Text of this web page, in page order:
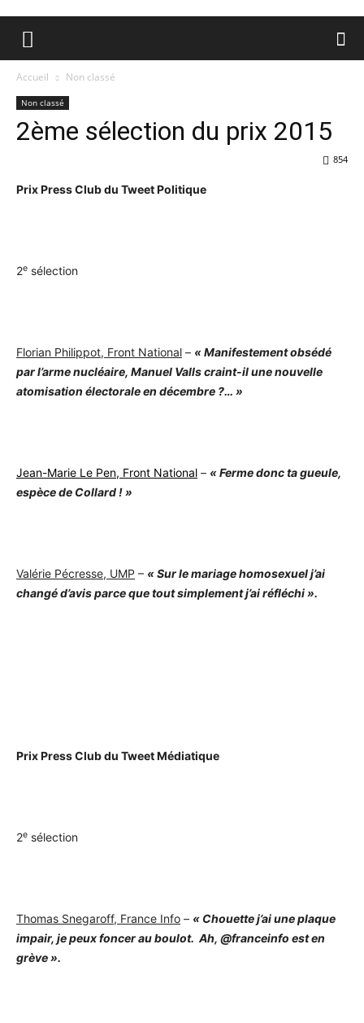
Accueil Non classé
Non classé
2ème sélection du prix 2015
854
Prix Press Club du Tweet Politique
2e sélection
Florian Philippot, Front National – « Manifestement obsédé
par l’arme nucléaire, Manuel Valls craint-il une nouvelle
atomisation électorale en décembre ?… »
Jean-Marie Le Pen, Front National – « Ferme donc ta gueule,
espèce de Collard ! »
Valérie Pécresse, UMP – « Sur le mariage homosexuel j’ai
changé d’avis parce que tout simplement j’ai réfléchi ».
Prix Press Club du Tweet Médiatique
2e sélection
Thomas Snegaroff, France Info – « Chouette j’ai une plaque
impair, je peux foncer au boulot. Ah, @franceinfo est en
grève ».